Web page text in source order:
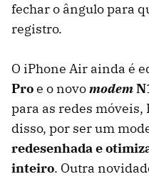
fechar o ângulo para
registro.
O iPhone Air ainda é
Proe o novomodem
para as redes
disso, por ser um
redesenhada e
inteiro. Outra